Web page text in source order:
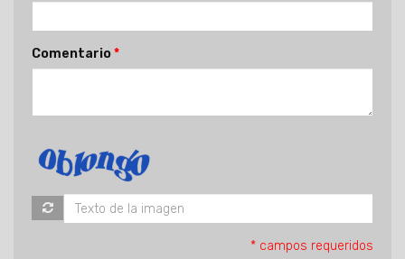
Comentario
* campos requeridos